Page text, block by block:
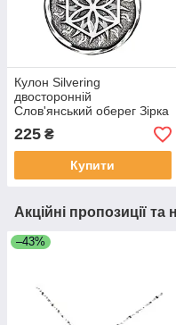
Кулон Silvering
двосторонній
Слов'янський оберег Зірка
Перуна Сріблястий
1,9х1,9х0,22 см (13159)
225 ₴
Купити
Акційні пропозиції та
–43%